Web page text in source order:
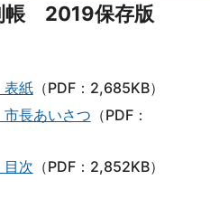
帳 2019保存版
紙（PDF：2,685KB）
長あいさつ （PDF：
次 （PDF：2,852KB）